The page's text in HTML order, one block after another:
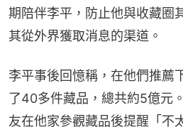
期陪伴李平，防止他與收藏圈
其從外界獲取消息的渠道。
李平事後回憶稱，在他們推薦
了40多件藏品，總共約5億元
友在他家參觀藏品後提醒「不